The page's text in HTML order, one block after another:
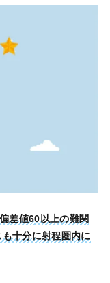
差値60以上の難関
十分に射程圏内に